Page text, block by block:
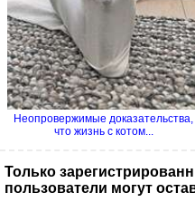
Неопровержимые доказательства,
что жизнь с котом...
Только
пользователи могут